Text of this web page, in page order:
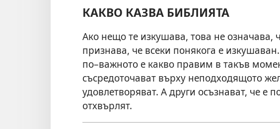
КАКВО КАЗВА БИБЛИЯТА
Ако нещо те изкушава, това не означава,
признава, че всеки понякога е
по–важното е какво правим в такъв
съсредоточават върху неподходящото
удовлетворяват. А други осъзнават, че е
отхвърлят.